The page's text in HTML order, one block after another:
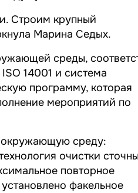
Строим крупный
Марина Седых.
среды,
14001 и система
программу, которая
мероприятий по
окружающую среду:
очистки
повторное
факельное